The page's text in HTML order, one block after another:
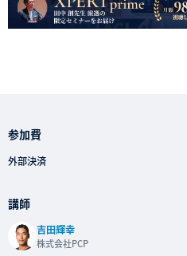
参加費
外部決済
講師
吉田輝幸
株式会社PCP